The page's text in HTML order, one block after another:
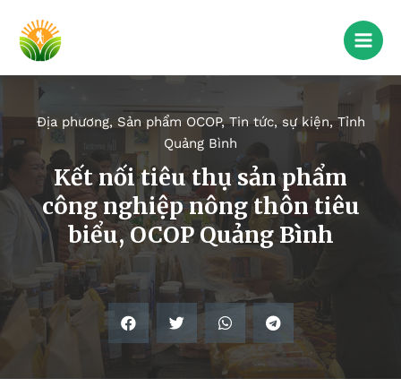
Địa phương, Sản phẩm OCOP,Tin tức, sự kiện,Tỉnh
Quảng Bình
Kết nối tiêu thụ sản phẩm
công nghiệp nông thôn tiêu
biểu, OCOP Quảng Bình